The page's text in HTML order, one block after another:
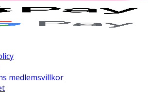
medlemsvillkor